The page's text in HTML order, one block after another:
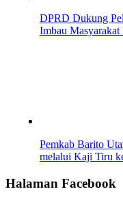
DPRD Dukung
Imbau
Pemkab Barito
melalui Kaji Tiru
Halaman Facebook